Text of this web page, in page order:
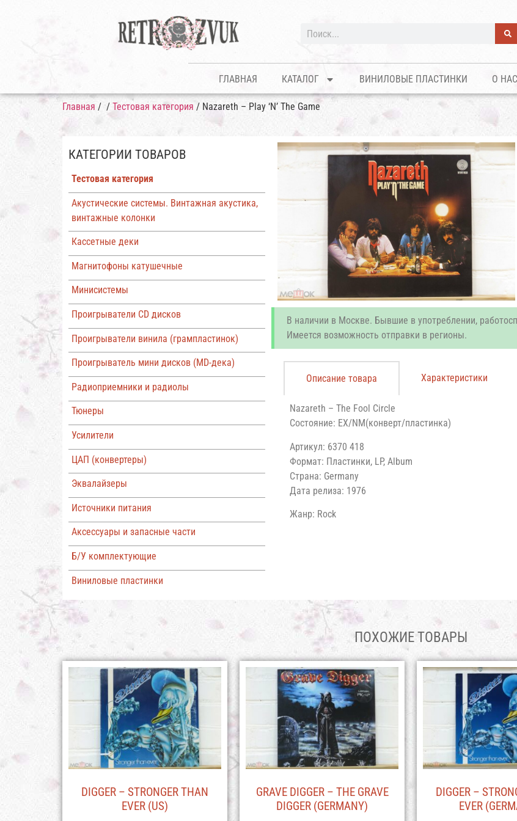
ГЛАВНАЯ КАТАЛОГ ВИНИЛОВЫЕ ПЛАСТИНКИ О НАС
Главная / / Тестовая категория / Nazareth – Play ‘N’ The Game
КАТЕГОРИИ ТОВАРОВ
Тестовая категория
Акустические системы. Винтажная акустика,
винтажные колонки
Кассетные деки
Магнитофоны катушечные
Минисистемы
Проигрыватели CD дисков
Проигрыватели винила (грампластинок)
Проигрыватель мини дисков (MD-дека)
Радиоприемники и радиолы
Тюнеры
Усилители
ЦАП (конвертеры)
Эквалайзеры
Источники питания
Аксессуары и запасные части
Б/У комплектующие
Виниловые пластинки
В наличии в Москве. Бывшие в употреблении,
Имеется возможность отправки в регионы.
Описание товара Характеристики
Nazareth – The Fool Circle
Состояние: EX/NM(конверт/пластинка)
Артикул: 6370 418
Формат: Пластинки, LP, Album
Страна: Germany
Дата релиза: 1976
Жанр: Rock
ПОХОЖИЕ ТОВАРЫ
DIGGER – STRONGER THAN
EVER (US)
GRAVE DIGGER – THE GRAVE
DIGGER (GERMANY)
DIGGER –
EVER